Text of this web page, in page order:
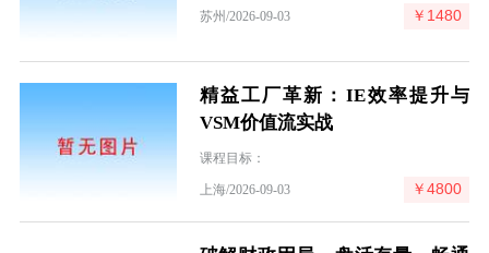
苏州/2026-09-03 ￥1480
精益工厂革新：IE效率提升与
VSM价值流实战
课程目标：
上海/2026-09-03 ￥4800